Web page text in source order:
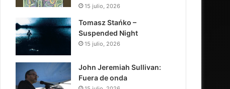
15 julio, 2026
Tomasz Stańko –
Suspended Night
15 julio, 2026
John Jeremiah Sullivan:
Fuera de onda